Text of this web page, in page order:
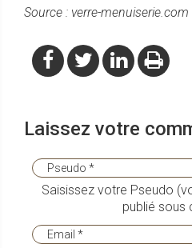
Source : verre-menuiserie.com
Laissez votre
Saisissez votre Pseudo
publié sous